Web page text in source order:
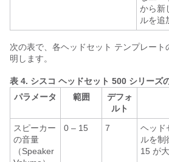
から新
ルを追
次の表で、各ヘッドセット テンプレート
明します。
表 4. シスコ ヘッドセット 500 シリーズ
パラメータ
範囲
デフォ
ルト
スピーカー
の音量
（Speaker
0 – 15 7
ヘッド
ルを制
15 が